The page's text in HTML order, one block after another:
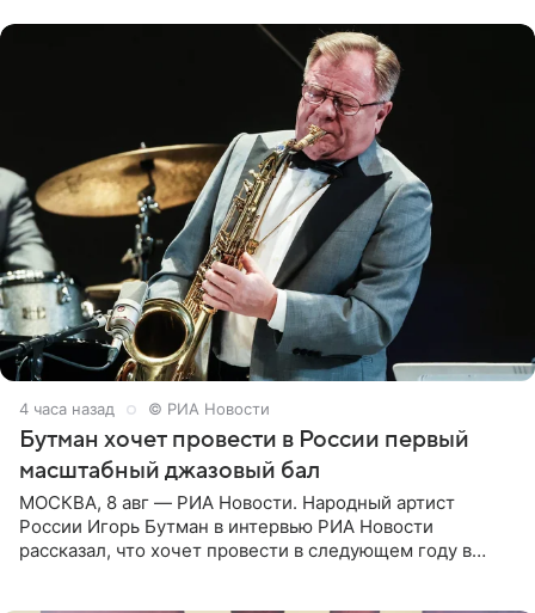
4 часа назад © РИА Новости
Бутман хочет провести в России первый
масштабный джазовый бал
МОСКВА, 8 авг — РИА Новости. Народный артист
России Игорь Бутман в интервью РИА Новости
рассказал, что хочет провести в следующем году в